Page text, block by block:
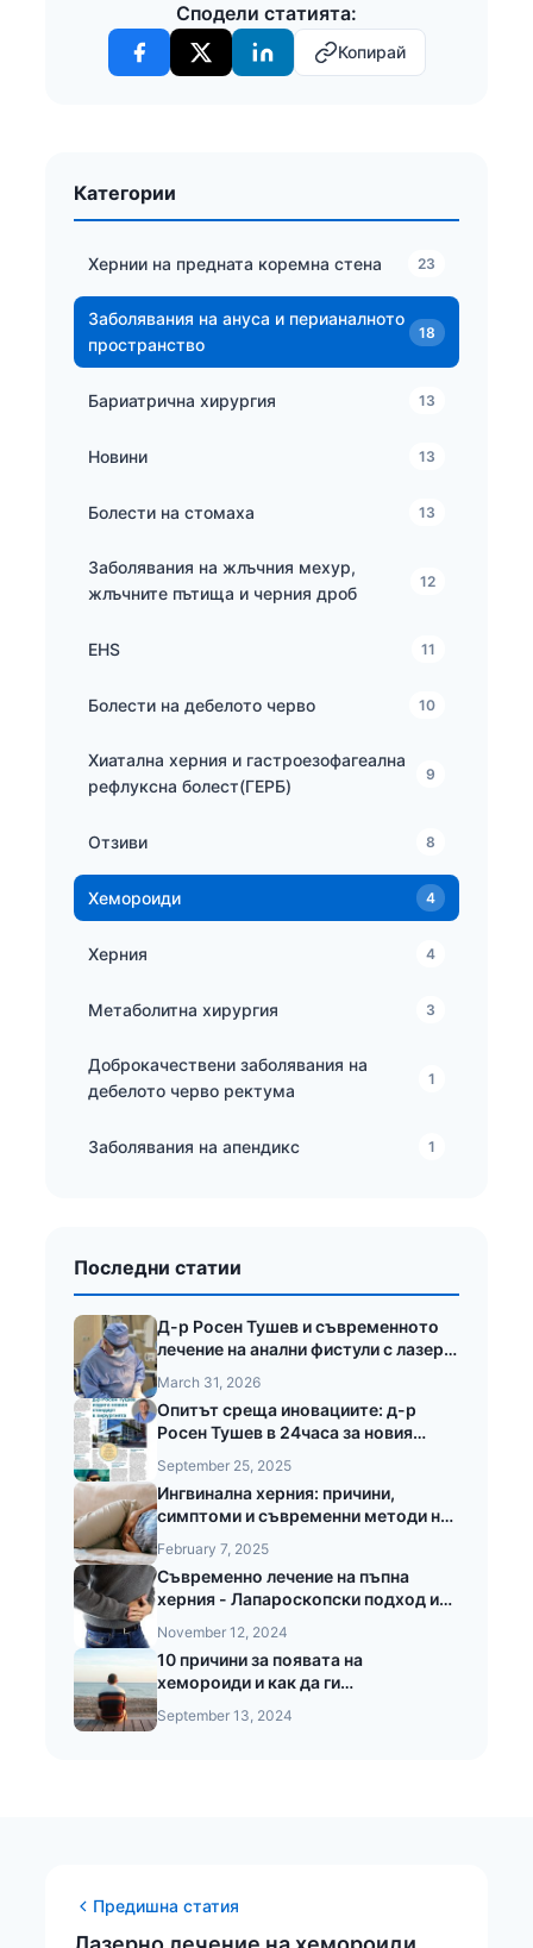
Категории
Хернии на предната коремна стена 23
Заболявания на ануса и перианалното
пространство
18
Бариатрична хирургия 13
Новини 13
Болести на стомаха 13
Заболявания на жлъчния мехур,
жлъчните пътища и черния дроб
12
EHS 11
Болести на дебелото черво 10
Хиатална херния и гастроезофагеална
рефлуксна болест(ГЕРБ)
9
Отзиви 8
Хемороиди 4
Херния 4
Метаболитна хирургия 3
Доброкачествени заболявания на
дебелото черво ректума
1
Заболявания на апендикс 1
Последни статии
Д-р Росен Тушев и съвременното
лечение на анални фистули с лазер
LEONARDO®
March 31, 2026
Опитът среща иновациите: д-р
Росен Тушев в 24часа за новия
стандарт в хирургията
September 25, 2025
Ингвинална херния: причини,
симптоми и съвременни методи на
лечение
February 7, 2025
Съвременно лечение на пъпна
херния - Лапароскопски подход и
предимства при безкръвната
операция на пъпната херния
November 12, 2024
10 причини за появата на
хемороиди и как да ги
предотвратите
September 13, 2024
Сподели статията:
Копирай
Предишна статия